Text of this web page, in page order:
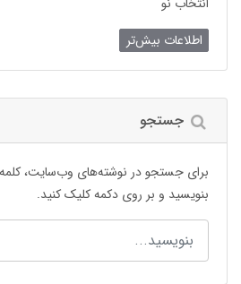
اطلاعات بیش‌تر
جستجو
برای جستجو در نوشته‌های وب‌سایت،
بنویسید و بر روی دکمه کلیک کنید.